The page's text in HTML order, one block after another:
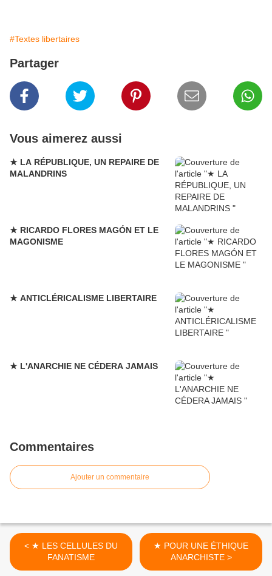
#Textes libertaires
Partager
Vous aimerez aussi
★ LA RÉPUBLIQUE, UN REPAIRE DE
MALANDRINS
★ RICARDO FLORES MAGÓN ET LE
MAGONISME
★ ANTICLÉRICALISME LIBERTAIRE
★ L'ANARCHIE NE CÉDERA JAMAIS
Commentaires
Ajouter un commentaire
< ★ LES CELLULES DU
FANATISME
★ POUR UNE ÉTHIQUE
ANARCHISTE >